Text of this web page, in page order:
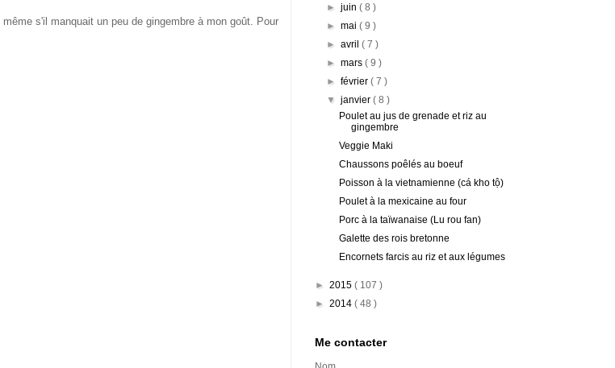
même s'il manquait un peu de gingembre à mon goût. Pour
►juin( 8 )
►mai( 9 )
►avril( 7 )
►mars( 9 )
►février( 7 )
▼janvier( 8 )
Poulet au jus de grenade et riz au
gingembre
Veggie Maki
Chaussons poêlés au boeuf
Poisson à la vietnamienne (cá kho tộ)
Poulet à la mexicaine au four
Porc à la taïwanaise (Lu rou fan)
Galette des rois bretonne
Encornets farcis au riz et aux légumes
► 2015 ( 107 )
► 2014 ( 48 )
Me contacter